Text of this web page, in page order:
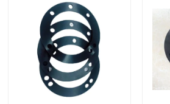
Über uns
Werksbesichtigung
Qualitätskontrolle